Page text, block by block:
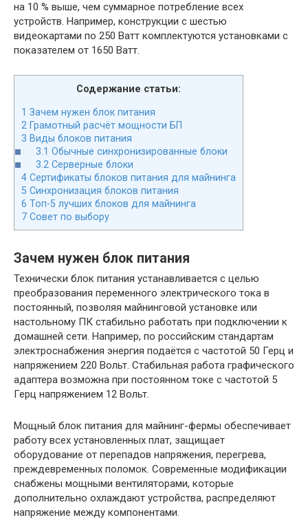
на 10 % выше, чем суммарное потребление всех
устройств. Например, конструкции с шестью
видеокартами по 250 Ватт комплектуются установками с
показателем от 1650 Ватт.
Содержание статьи:
1 Зачем нужен блок питания
2 Грамотный расчёт мощности БП
3 Виды блоков питания
3.1 Обычные синхронизированные блоки
3.2 Серверные блоки
4 Сертификаты блоков питания для майнинга
5 Синхронизация блоков питания
6 Топ-5 лучших блоков для майнинга
7 Совет по выбору
Зачем нужен блок питания
Технически блок питания устанавливается с целью
преобразования переменного электрического тока в
постоянный, позволяя майнинговой установке или
настольному ПК стабильно работать при подключении к
домашней сети. Например, по российским стандартам
электроснабжения энергия подаётся с частотой 50 Герц и
напряжением 220 Вольт. Стабильная работа графического
адаптера возможна при постоянном токе с частотой 5
Герц напряжением 12 Вольт.
Мощный блок питания для майнинг-фермы обеспечивает
работу всех установленных плат, защищает
оборудование от перепадов напряжения, перегрева,
преждевременных поломок. Современные модификации
снабжены мощными вентиляторами, которые
дополнительно охлаждают устройства, распределяют
напряжение между компонентами.